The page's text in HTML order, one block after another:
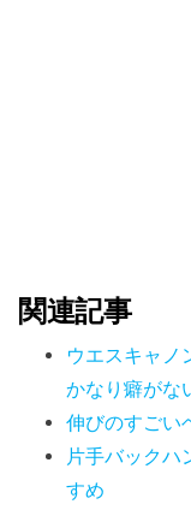
関連記事
ウエスキャノ
かなり癖がな
伸びのすごい
片手バックハ
すめ